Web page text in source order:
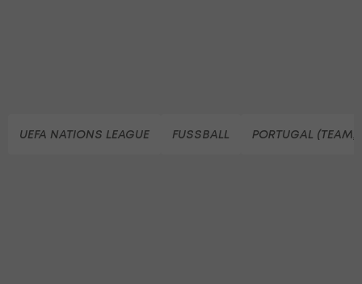
UEFA NATIONS LEAGUE FUSSBALL PORTUGAL (TEAM,